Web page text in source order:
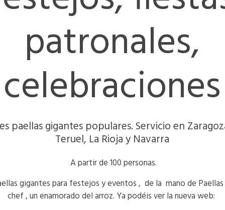
patronales,
celebraciones
paellas gigantes populares. Servicio en
Teruel, La Rioja y Navarra
A partir de 100 personas.
gigantes para festejos y eventos , de la mano de Paellas
chef , un enamorado del arroz. Ya podéis ver la nueva web: